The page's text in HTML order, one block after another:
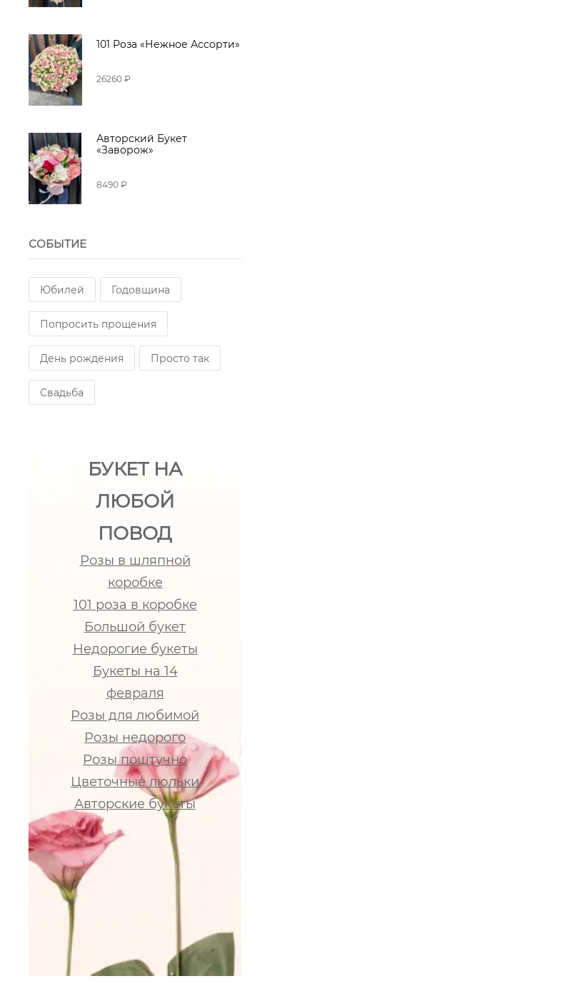
101 Роза «Нежное Ассорти»
26260 ₽
Авторский Букет
«Заворож»
8490 ₽
СОБЫТИЕ
Юбилей Годовщина
Попросить прощения
День рождения Просто так
Свадьба
БУКЕТ НА
ЛЮБОЙ
ПОВОД
Розы в шляпной
коробке
101 роза в коробке
Большой букет
Недорогие букеты
Букеты на 14
февраля
Розы для любимой
Розы недорого
Розы поштучно
Цветочные люльки
Авторские букеты